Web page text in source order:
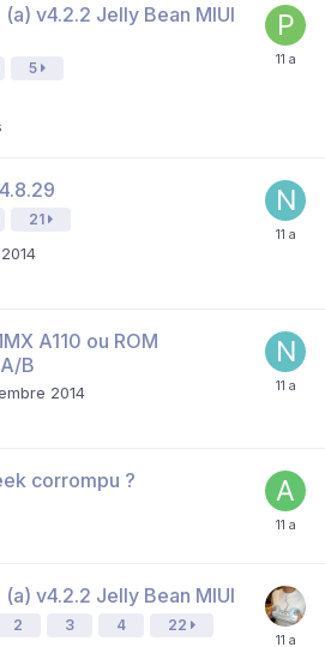
v4.2.2 Jelly Bean MIUI
5
21
A110 ou ROM
B
2014
corrompu ?
v4.2.2 Jelly Bean MIUI
2 3 4 22